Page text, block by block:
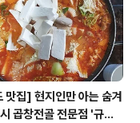
타
맛집] 현지인만 아는 숨겨
곱창전골 전문점 '규태